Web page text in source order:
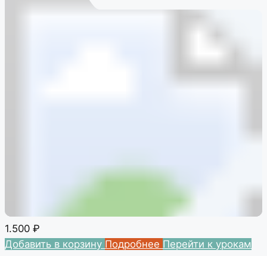
1.500 ₽
Добавить в корзину Подробнее Перейти к урокам